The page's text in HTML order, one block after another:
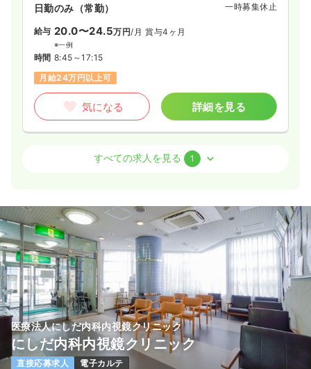
日勤のみ（常勤） 一時募集休止
給与 20.0〜24.5万円/月 賞与4ヶ月
※一例
時間 8:45～17:15
月給24万円以上可
気になる 詳細を見る
正看護師
24.5〜28.0 万円/月 賞与4ヶ月
※一例
時間 8:45～17:15
日祝休み
月給28万円以上可
気になる 詳細を見る
すべての求人を見る 1
医療法人にしだ内科内視鏡クリニック
にしだ内科内視鏡クリニック
直接応募求人 電子カルテ